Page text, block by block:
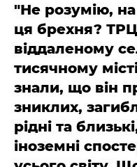
"Не розумію,
ця брехня?
віддаленому
тисячному
знали, що він
зниклих,
рідні та
іноземні